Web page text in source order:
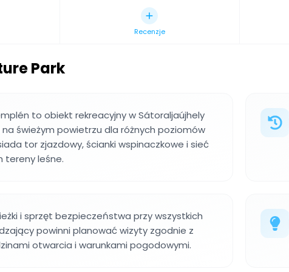
Recenzje
Park
to obiekt rekreacyjny w Sátoraljaújhely
świeżym powietrzu dla różnych poziomów
tor zjazdowy, ścianki wspinaczkowe i sieć
tereny leśne.
i sprzęt bezpieczeństwa przy wszystkich
powinni planować wizyty zgodnie z
otwarcia i warunkami pogodowymi.